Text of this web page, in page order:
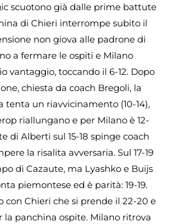
scuotono già dalle prime battute
di Chieri interrompe subito il
non giova alle padrone di
a fermare le ospiti e Milano
vantaggio, toccando il 6-12. Dopo
chiesta da coach Bregoli, la
tenta un riavvicinamento (10-14),
riallungano e per Milano è 12-
di Alberti sul 15-18 spinge coach
la risalita avversaria. Sul 17-19
di Cazaute, ma Lyashko e Buijs
piemontese ed è parità: 19-19.
con Chieri che si prende il 22-20 e
panchina ospite. Milano ritrova